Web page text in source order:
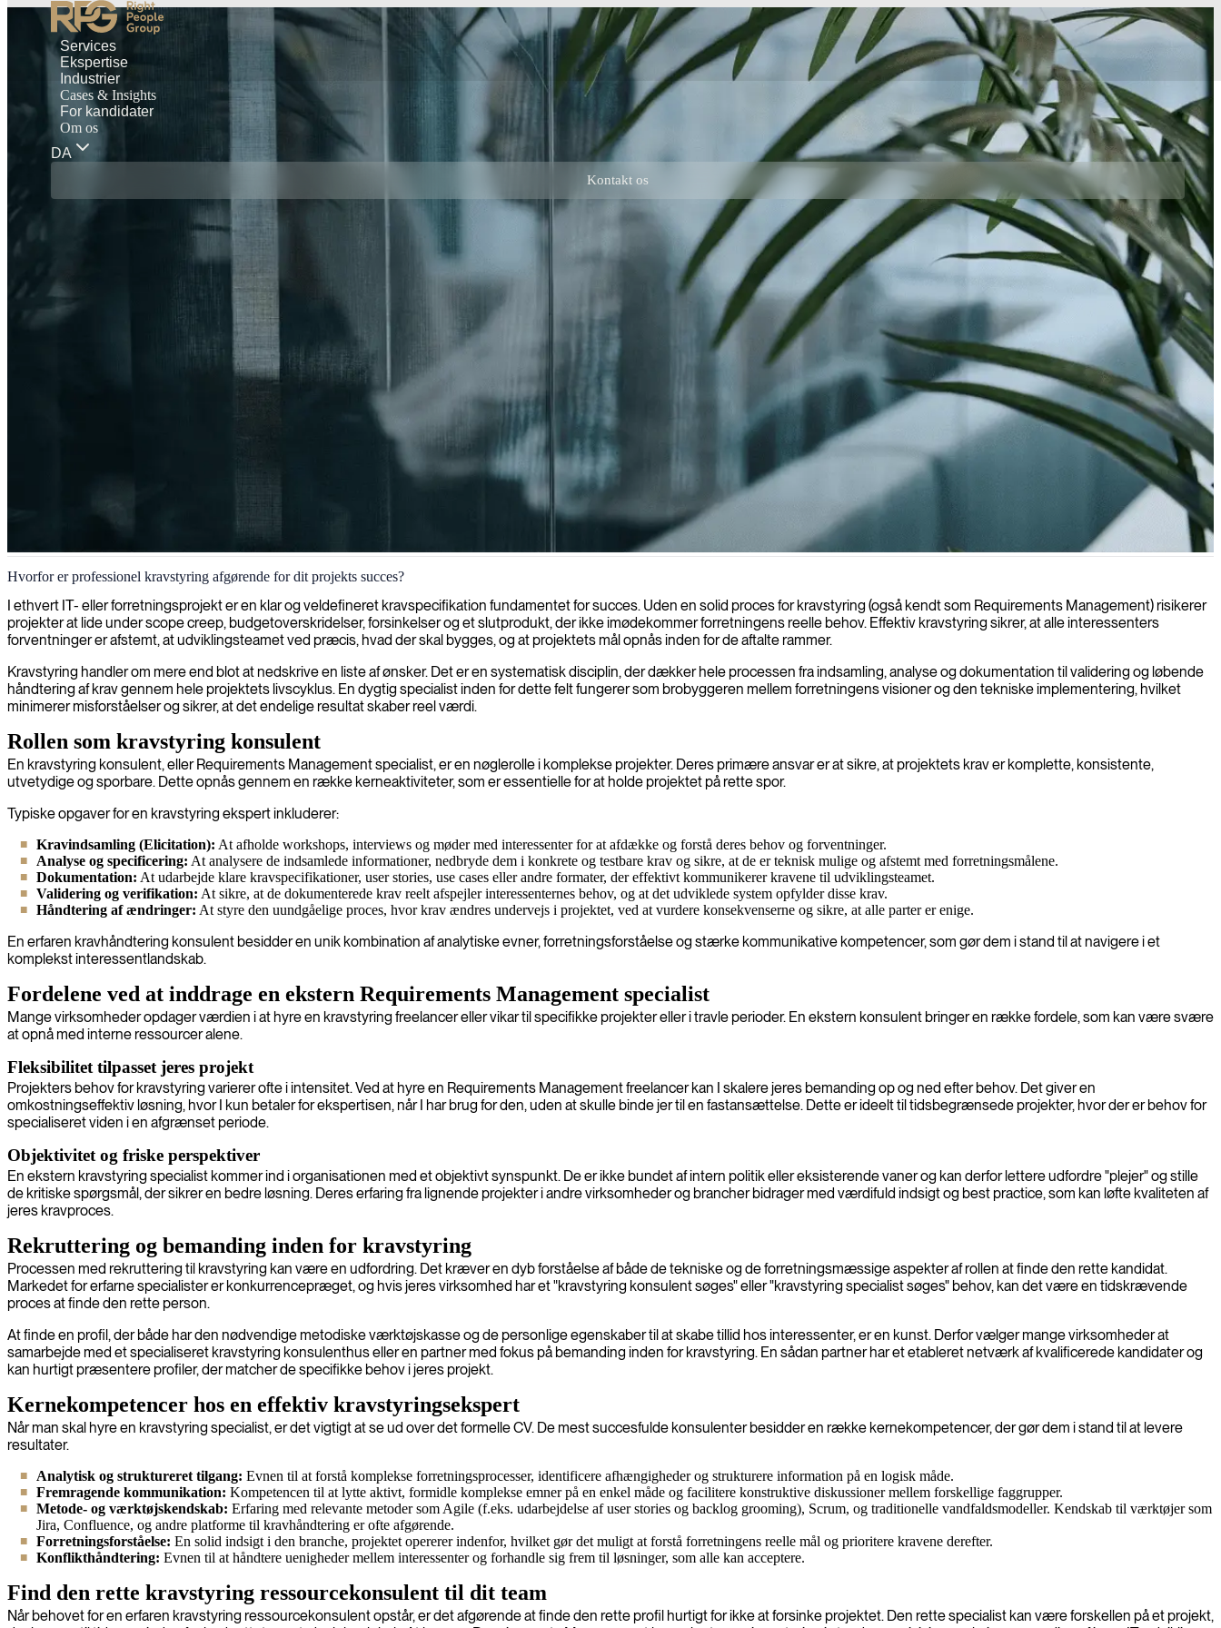
Services
Ekspertise
Industrier
Cases & Insights
For kandidater
Om os
DA
Kontakt os
Kravhåndtering
Vi hjælper dine projekter med at indfri forventninger og levere til tiden ved at tilbyde ekspert kravhåndtering, der sikrer, at hvert aspekt er klart defineret og sporet.
Hvorfor er professionel kravstyring afgørende for dit projekts succes?
I ethvert IT- eller forretningsprojekt er en klar og veldefineret kravspecifikation fundamentet for succes. Uden en solid proces for kravstyring (også kendt som Requirements Management) risikerer
projekter at lide under scope creep, budgetoverskridelser, forsinkelser og et slutprodukt, der ikke imødekommer forretningens reelle behov. Effektiv kravstyring sikrer, at alle interessenters
forventninger er afstemt, at udviklingsteamet ved præcis, hvad der skal bygges, og at projektets mål opnås inden for de aftalte rammer.
Kravstyring handler om mere end blot at nedskrive en liste af ønsker. Det er en systematisk disciplin, der dækker hele processen fra indsamling, analyse og dokumentation til validering og løbende
håndtering af krav gennem hele projektets livscyklus. En dygtig specialist inden for dette felt fungerer som brobyggeren mellem forretningens visioner og den tekniske implementering, hvilket
minimerer misforståelser og sikrer, at det endelige resultat skaber reel værdi.
Rollen som kravstyring konsulent
En kravstyring konsulent, eller Requirements Management specialist, er en nøglerolle i komplekse projekter. Deres primære ansvar er at sikre, at projektets krav er komplette, konsistente,
utvetydige og sporbare. Dette opnås gennem en række kerneaktiviteter, som er essentielle for at holde projektet på rette spor.
Typiske opgaver for en kravstyring ekspert inkluderer:
Kravindsamling (Elicitation): At afholde workshops, interviews og møder med interessenter for at afdække og forstå deres behov og forventninger.
Analyse og specificering: At analysere de indsamlede informationer, nedbryde dem i konkrete og testbare krav og sikre, at de er teknisk mulige og afstemt med forretningsmålene.
Dokumentation: At udarbejde klare kravspecifikationer, user stories, use cases eller andre formater, der effektivt kommunikerer kravene til udviklingsteamet.
Validering og verifikation: At sikre, at de dokumenterede krav reelt afspejler interessenternes behov, og at det udviklede system opfylder disse krav.
Håndtering af ændringer: At styre den uundgåelige proces, hvor krav ændres undervejs i projektet, ved at vurdere konsekvenserne og sikre, at alle parter er enige.
En erfaren kravhåndtering konsulent besidder en unik kombination af analytiske evner, forretningsforståelse og stærke kommunikative kompetencer, som gør dem i stand til at navigere i et
komplekst interessentlandskab.
Fordelene ved at inddrage en ekstern Requirements Management specialist
Mange virksomheder opdager værdien i at hyre en kravstyring freelancer eller vikar til specifikke projekter eller i travle perioder. En ekstern konsulent bringer en række fordele, som kan være svære
at opnå med interne ressourcer alene.
Fleksibilitet tilpasset jeres projekt
Projekters behov for kravstyring varierer ofte i intensitet. Ved at hyre en Requirements Management freelancer kan I skalere jeres bemanding op og ned efter behov. Det giver en
omkostningseffektiv løsning, hvor I kun betaler for ekspertisen, når I har brug for den, uden at skulle binde jer til en fastansættelse. Dette er ideelt til tidsbegrænsede projekter, hvor der er behov for
specialiseret viden i en afgrænset periode.
Objektivitet og friske perspektiver
En ekstern kravstyring specialist kommer ind i organisationen med et objektivt synspunkt. De er ikke bundet af intern politik eller eksisterende vaner og kan derfor lettere udfordre "plejer" og stille
de kritiske spørgsmål, der sikrer en bedre løsning. Deres erfaring fra lignende projekter i andre virksomheder og brancher bidrager med værdifuld indsigt og best practice, som kan løfte kvaliteten af
jeres kravproces.
Rekruttering og bemanding inden for kravstyring
Processen med rekruttering til kravstyring kan være en udfordring. Det kræver en dyb forståelse af både de tekniske og de forretningsmæssige aspekter af rollen at finde den rette kandidat.
Markedet for erfarne specialister er konkurrencepræget, og hvis jeres virksomhed har et "kravstyring konsulent søges" eller "kravstyring specialist søges" behov, kan det være en tidskrævende
proces at finde den rette person.
At finde en profil, der både har den nødvendige metodiske værktøjskasse og de personlige egenskaber til at skabe tillid hos interessenter, er en kunst. Derfor vælger mange virksomheder at
samarbejde med et specialiseret kravstyring konsulenthus eller en partner med fokus på bemanding inden for kravstyring. En sådan partner har et etableret netværk af kvalificerede kandidater og
kan hurtigt præsentere profiler, der matcher de specifikke behov i jeres projekt.
Kernekompetencer hos en effektiv kravstyringsekspert
Når man skal hyre en kravstyring specialist, er det vigtigt at se ud over det formelle CV. De mest succesfulde konsulenter besidder en række kernekompetencer, der gør dem i stand til at levere
resultater.
Analytisk og struktureret tilgang: Evnen til at forstå komplekse forretningsprocesser, identificere afhængigheder og strukturere information på en logisk måde.
Fremragende kommunikation: Kompetencen til at lytte aktivt, formidle komplekse emner på en enkel måde og facilitere konstruktive diskussioner mellem forskellige faggrupper.
Metode- og værktøjskendskab: Erfaring med relevante metoder som Agile (f.eks. udarbejdelse af user stories og backlog grooming), Scrum, og traditionelle vandfaldsmodeller. Kendskab til værktøjer som
Jira, Confluence, og andre platforme til kravhåndtering er ofte afgørende.
Forretningsforståelse: En solid indsigt i den branche, projektet opererer indenfor, hvilket gør det muligt at forstå forretningens reelle mål og prioritere kravene derefter.
Konflikthåndtering: Evnen til at håndtere uenigheder mellem interessenter og forhandle sig frem til løsninger, som alle kan acceptere.
Find den rette kravstyring ressourcekonsulent til dit team
Når behovet for en erfaren kravstyring ressourcekonsulent opstår, er det afgørende at finde den rette profil hurtigt for ikke at forsinke projektet. Den rette specialist kan være forskellen på et projekt,